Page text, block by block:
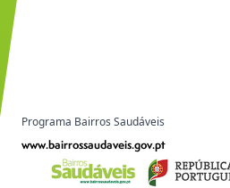
Programa Bairros Saudáveis
www.bairrossaudaveis.gov.pt